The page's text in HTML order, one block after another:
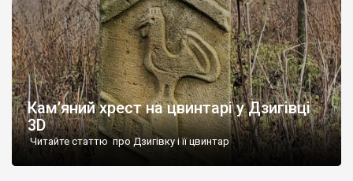
Кам’яний хрест на цвинтарі у Дзигівці
3D
Читайте статтю про Дзигівку і її цвинтар